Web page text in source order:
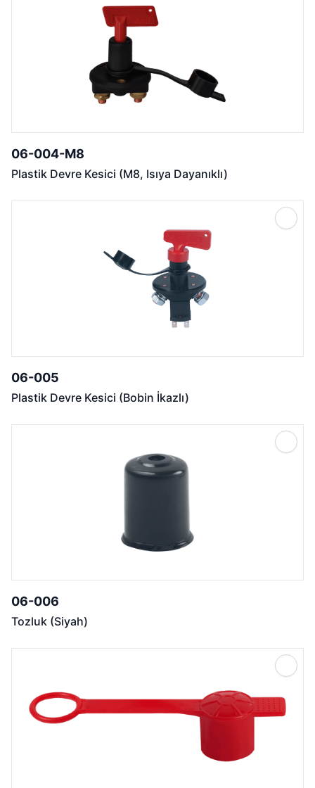
06-004-M8
Plastik Devre Kesici (M8, Isıya Dayanıklı)
06-005
Plastik Devre Kesici (Bobin İkazlı)
06-006
Tozluk (Siyah)